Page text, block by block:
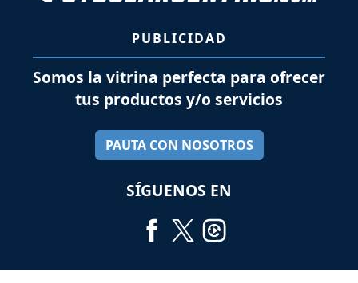
PUBLICIDAD
Somos la vitrina perfecta para ofrecer
tus productos y/o servicios
PAUTA CON NOSOTROS
SÍGUENOS EN